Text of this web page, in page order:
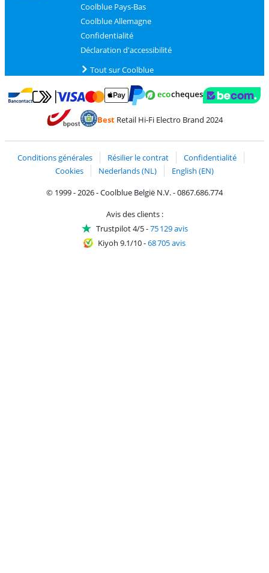
Coolblue Pays-Bas
Coolblue Allemagne
Confidentialité
Déclaration d'accessibilité
Tout sur Coolblue
Payer avec Bancontact
Payer avec MasterCard et Visa via ClickToPay
BestRetail Hi-Fi Electro Brand 2024
Conditions générales Résilier le contrat
Confidentialité
Cookies
Nederlands (NL)
English (EN)
© 1999 - 2026 - Coolblue België N.V. - 0867.686.774
Avis des clients :
Trustpilot 4/5-75 129 avis
Kiyoh 9.1/10-68 705 avis